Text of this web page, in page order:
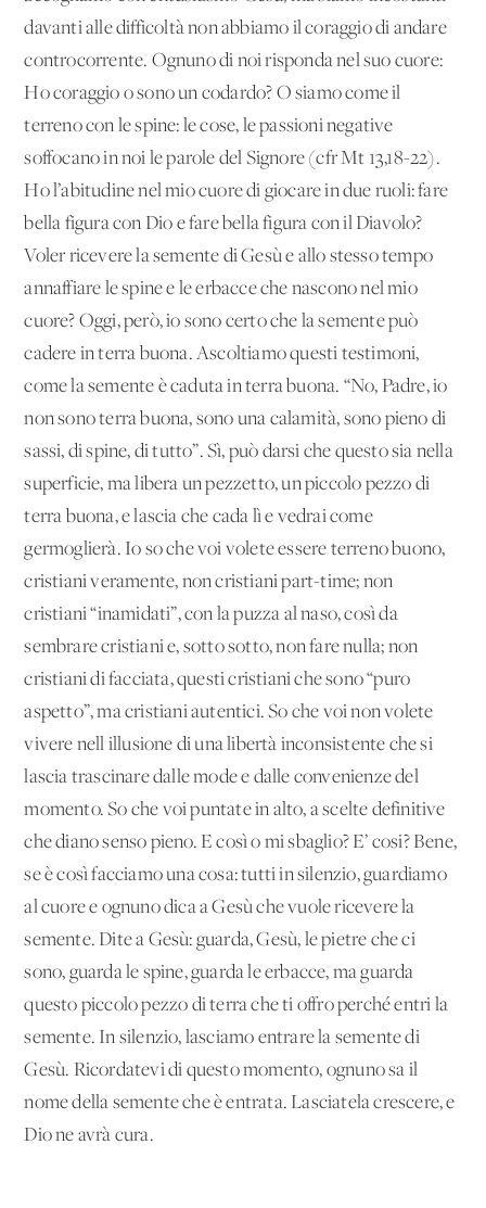
davanti alle difficoltà non abbiamo il coraggio di andare
controcorrente. Ognuno di noi risponda nel suo cuore:
Ho coraggio o sono un codardo? O siamo come il
terreno con le spine: le cose, le passioni negative
soffocano in noi le parole del Signore (cfr Mt 13,18-22).
Ho l’abitudine nel mio cuore di giocare in due ruoli: fare
bella figura con Dio e fare bella figura con il Diavolo?
Voler ricevere la semente di Gesù e allo stesso tempo
annaffiare le spine e le erbacce che nascono nel mio
cuore? Oggi, però, io sono certo che la semente può
cadere in terra buona. Ascoltiamo questi testimoni,
come la semente è caduta in terra buona. “No, Padre, io
non sono terra buona, sono una calamità, sono pieno di
sassi, di spine, di tutto”. Sì, può darsi che questo sia nella
superficie, ma libera un pezzetto, un piccolo pezzo di
terra buona, e lascia che cada lì e vedrai come
germoglierà. Io so che voi volete essere terreno buono,
cristiani veramente, non cristiani part-time; non
cristiani “inamidati”, con la puzza al naso, così da
sembrare cristiani e, sotto sotto, non fare nulla; non
cristiani di facciata, questi cristiani che sono “puro
aspetto”, ma cristiani autentici. So che voi non volete
vivere nell'illusione di una libertà inconsistente che si
lascia trascinare dalle mode e dalle convenienze del
momento. So che voi puntate in alto, a scelte definitive
che diano senso pieno. E così o mi sbaglio? E’ cosi? Bene,
se è così facciamo una cosa: tutti in silenzio, guardiamo
al cuore e ognuno dica a Gesù che vuole ricevere la
semente. Dite a Gesù: guarda, Gesù, le pietre che ci
sono, guarda le spine, guarda le erbacce, ma guarda
questo piccolo pezzo di terra che ti offro perché entri la
semente. In silenzio, lasciamo entrare la semente di
Gesù. Ricordatevi di questo momento, ognuno sa il
nome della semente che è entrata. Lasciatela crescere, e
Dio ne avrà cura.